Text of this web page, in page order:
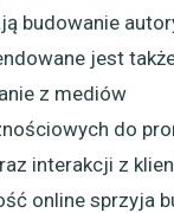
budowanie
jest
z mediów
do
interakcji z
online sprzyja